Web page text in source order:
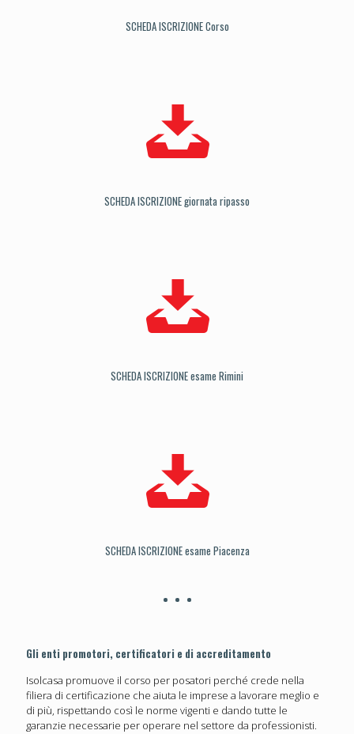
SCHEDA ISCRIZIONE Corso
SCHEDA ISCRIZIONE giornata ripasso
SCHEDA ISCRIZIONE esame Rimini
SCHEDA ISCRIZIONE esame Piacenza
Gli enti promotori, certificatori e di accreditamento
Isolcasa promuove il corso per posatori perché crede nella
filiera di certificazione che aiuta le imprese a lavorare meglio e
di più, rispettando così le norme vigenti e dando tutte le
garanzie necessarie per operare nel settore da professionisti.